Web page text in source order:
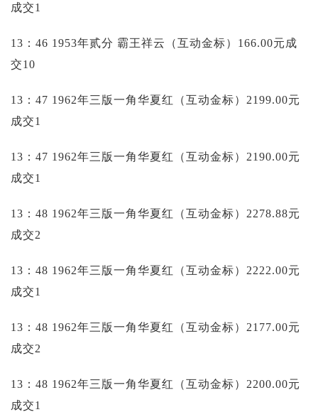
成交1
13：46 1953年贰分 霸王祥云（互动金标）166.00元成
交10
13：47 1962年三版一角华夏红（互动金标）2199.00元
成交1
13：47 1962年三版一角华夏红（互动金标）2190.00元
成交1
13：48 1962年三版一角华夏红（互动金标）2278.88元
成交2
13：48 1962年三版一角华夏红（互动金标）2222.00元
成交1
13：48 1962年三版一角华夏红（互动金标）2177.00元
成交2
13：48 1962年三版一角华夏红（互动金标）2200.00元
成交1